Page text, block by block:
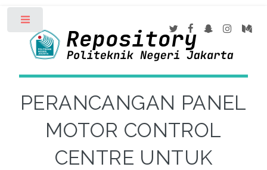
PERANCANGAN PANEL
MOTOR CONTROL
CENTRE UNTUK